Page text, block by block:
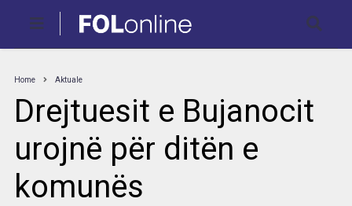
Home Aktuale
Drejtuesit e Bujanocit
urojnë për ditën e
komunës